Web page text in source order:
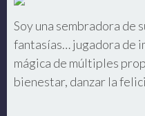
Soy una sembradora de
fantasías… jugadora de
mágica de múltiples
bienestar, danzar la